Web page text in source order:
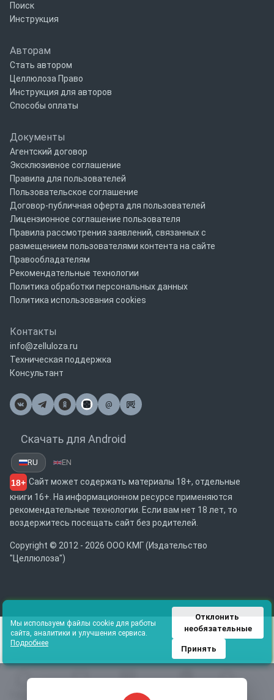
Каталог
Поиск
Инструкция
Авторам
Стать автором
Целлюлоза Право
Инструкция для авторов
Способы оплаты
Документы
Агентский договор
Эксклюзивное соглашение
Правила для пользователей
Пользовательское соглашение
Договор-публичная оферта для пользователей
Лицензионное соглашение пользователя
Правила рассмотрения заявлений, связанных с
размещением пользователями контента на сайте
Правообладателям
Рекомендательные технологии
Политика обработки персональных данных
Политика использования cookies
Контакты
info@zelluloza.ru
Техническая поддержка
Консультант
@
Почта
Скачать для Android
RU EN
18+ Сайт может содержать материалы 18+, отдельные
книги 16+. На информационном ресурсе применяются
рекомендательные технологии. Если вам нет 18 лет, то
воздержитесь посещать сайт без родителей.
Copyright © 2012 - 2026 ООО КМГ (Издательство
"Целлюлоза")
Мы используем файлы cookie для работы
сайта, аналитики и улучшения сервиса.
Подробнее
Отклонить
необязательные
Принять